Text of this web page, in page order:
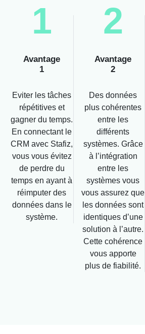
1
Avantage
1
Eviter les tâches
répétitives et
gagner du temps.
En connectant le
CRM avec Stafiz,
vous vous évitez
de perdre du
temps en ayant à
réimputer des
données dans le
système.
2
Avantage
2
Des données
plus cohérentes
entre les
différents
systèmes. Grâce
à l’intégration
entre les
systèmes vous
vous assurez que
les données sont
identiques d’une
solution à l’autre.
Cette cohérence
vous apporte
plus de fiabilité.